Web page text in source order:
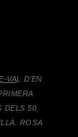
VAL D’EN
DELS 50,
ROSA